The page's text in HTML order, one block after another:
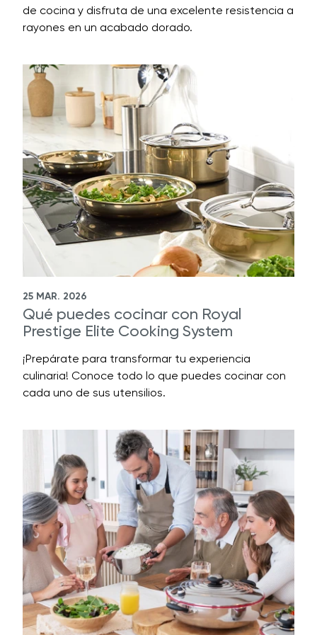
de cocina y disfruta de una excelente resistencia a
rayones en un acabado dorado.
25 MAR. 2026
Qué puedes cocinar con Royal
Prestige Elite Cooking System
¡Prepárate para transformar tu experiencia
culinaria! Conoce todo lo que puedes cocinar con
cada uno de sus utensilios.